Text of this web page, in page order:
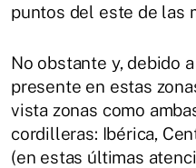
puntos del este de las
No obstante y, debido
presente en estas
vista zonas como
cordilleras: Ibérica,
(en estas últimas